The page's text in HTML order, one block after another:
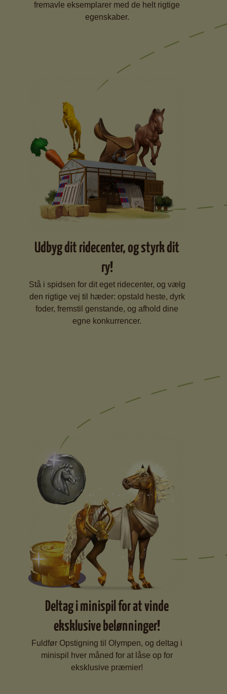
fremavle eksemplarer med de helt rigtige
egenskaber.
Udbyg dit ridecenter, og styrk dit
ry!
Stå i spidsen for dit eget ridecenter, og vælg
den rigtige vej til hæder: opstald heste, dyrk
foder, fremstil genstande, og afhold dine
egne konkurrencer.
Deltag i minispil for at vinde
eksklusive belønninger!
Fuldfør Opstigning til Olympen, og deltag i
minispil hver måned for at låse op for
eksklusive præmier!